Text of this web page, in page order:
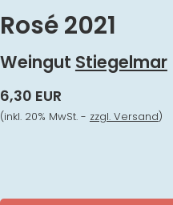
Rosé 2021
Weingut Stiegelmar
6,30 EUR
(inkl. 20% MwSt. - zzgl. Versand)